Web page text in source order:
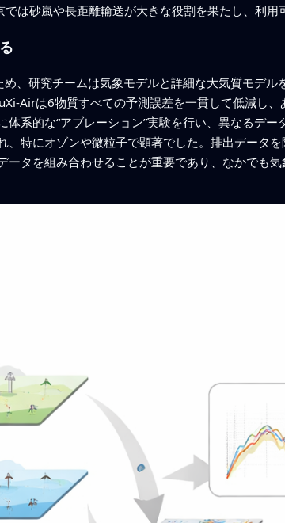
は砂嵐や長距離輸送が大きな役割を果たし、利用
、研究チームは気象モデルと詳細な大気質モデ
は6物質すべての予測誤差を一貫して低減し
系的な“アブレーション”実験を行い、異なるデ
、特にオゾンや微粒子で顕著でした。排出データ
ータを組み合わせることが重要であり、なかでも